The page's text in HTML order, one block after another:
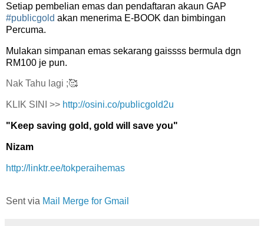
Setiap pembelian emas dan pendaftaran akaun GAP
#publicgold akan menerima E-BOOK dan bimbingan
Percuma.
Mulakan simpanan emas sekarang gaissss bermula dgn
RM100 je pun.
Nak Tahu lagi ;🥰
KLIK SINI >> http://osini.co/publicgold2u
"Keep saving gold, gold will save you"
Nizam
http://linktr.ee/tokperaihemas
Sent via Mail Merge for Gmail